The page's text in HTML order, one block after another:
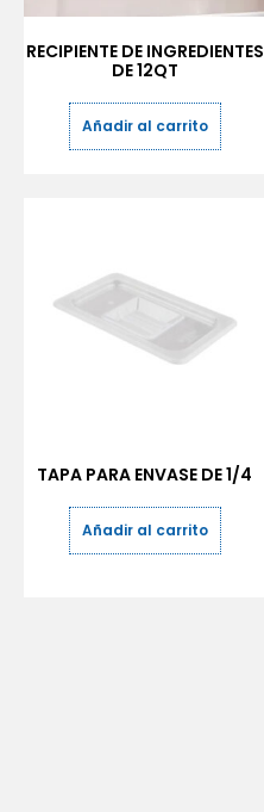
RECIPIENTE DE INGREDIENTES
DE 12QT
Añadir al carrito
TAPA PARA ENVASE DE 1/4
Añadir al carrito